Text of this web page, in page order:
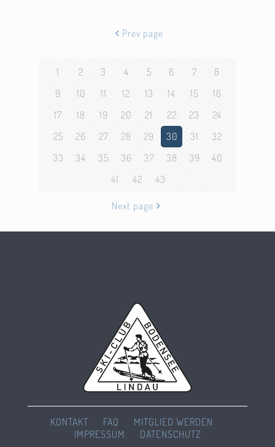
Prev page
1 2 3 4 5 6 7
8
9
10 11 12 13 14 15
16
17
18 19 20 21 22 23
24
25
26 27 28 29 30 31
32
33
34 35 36 37 38 39
40
41
42 43
Next page
KONTAKT FAQ
MITGLIED WERDEN
IMPRESSUM
DATENSCHUTZ